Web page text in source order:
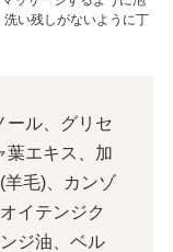
い残しがないように丁
ール、グリセ
葉エキス、加
羊毛)、カンゾ
イテンジク
ジ油、ベル